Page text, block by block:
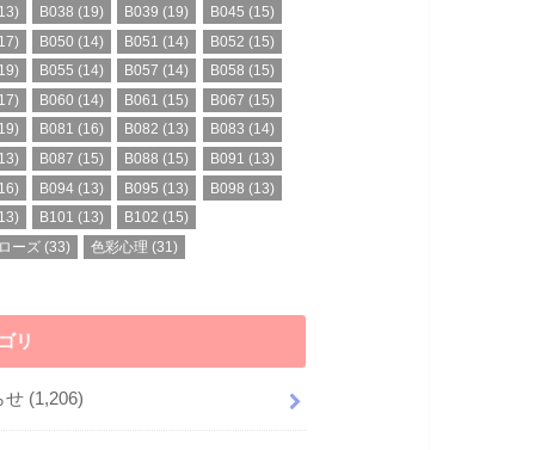
B038 (19) B039 (19) B045 (15)
B050 (14) B051 (14) B052 (15)
B055 (14) B057 (14) B058 (15)
B060 (14) B061 (15) B067 (15)
B081 (16) B082 (13) B083 (14)
B087 (15) B088 (15) B091 (13)
B094 (13) B095 (13) B098 (13)
B101 (13) B102 (15)
ーズ (33) 色彩心理 (31)
リ
せ (1,206)